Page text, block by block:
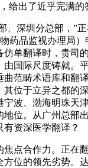
给出了近乎完满的
深圳分总部，”正
药品监视办理局）
仿单翻译时，贵司
由国际尺度铸就。
曲范畴术语库和翻
其位于立异之都的
波、渤海明珠天
地位。从广州总部
有资深医学翻译？
合作力。正在翻
方位的领先劣势。